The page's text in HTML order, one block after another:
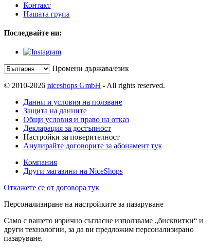
Контакт
Нашата група
Последвайте ни:
Промени държава/език
© 2010-2026 niceshops GmbH - All rights reserved.
Данни и условия на ползване
Защита на данните
Общи условия и право на отказ
Декларация за достъпност
Настройки за поверителност
Анулирайте договорите за абонамент тук
Компания
Други магазини на NiceShops
Откажете се от договора тук
Персонализиране на настройките за пазаруване
Само с вашето изрично съгласие използваме „бисквитки“ и
други технологии, за да ви предложим персонализирано
пазаруване.